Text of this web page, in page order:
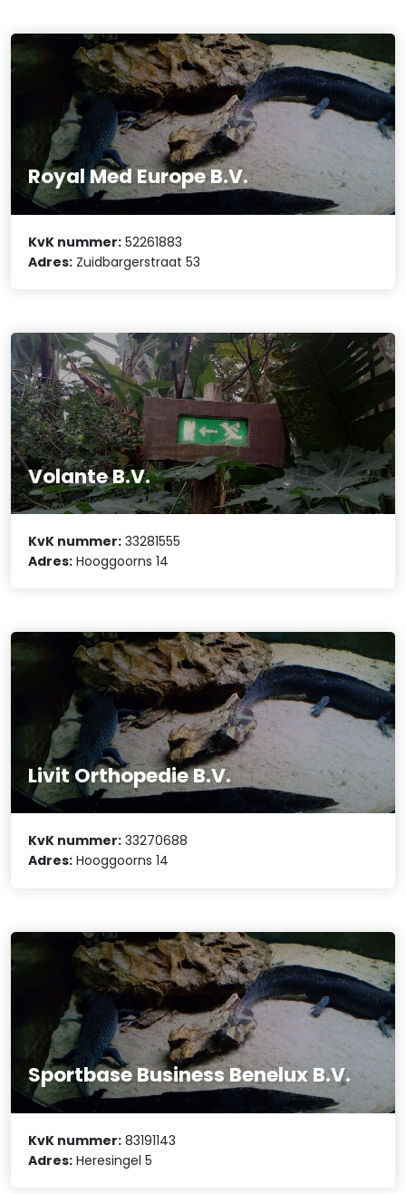
Royal Med Europe B.V.
KvK nummer: 52261883
Adres: Zuidbargerstraat 53
Volante B.V.
KvK nummer: 33281555
Adres: Hooggoorns 14
Livit Orthopedie B.V.
KvK nummer: 33270688
Adres: Hooggoorns 14
Sportbase Business Benelux B.V.
KvK nummer: 83191143
Adres: Heresingel 5